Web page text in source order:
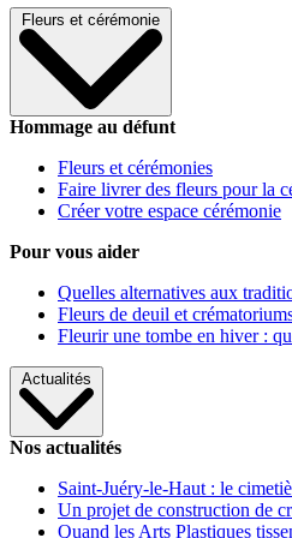
Fleurs et cérémonie
Hommage au défunt
Fleurs et cérémonies
Faire livrer des fleurs pour la
Créer votre espace cérémonie
Pour vous aider
Quelles alternatives aux
Fleurs de deuil et
Fleurir une tombe en hiver :
Actualités
Nos actualités
Saint-Juéry-le-Haut : le
Un projet de construction de
Quand les Arts Plastiques